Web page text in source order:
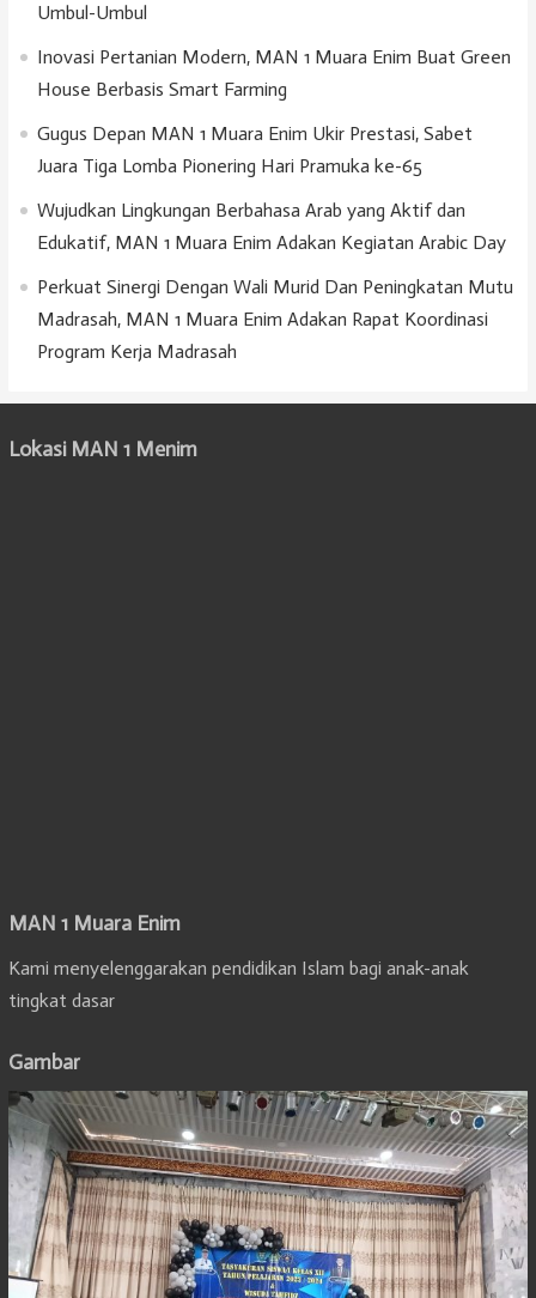
Umbul-Umbul
Inovasi Pertanian Modern, MAN 1 Muara Enim Buat Green
House Berbasis Smart Farming
Gugus Depan MAN 1 Muara Enim Ukir Prestasi, Sabet
Juara Tiga Lomba Pionering Hari Pramuka ke-65
Wujudkan Lingkungan Berbahasa Arab yang Aktif dan
Edukatif, MAN 1 Muara Enim Adakan Kegiatan Arabic Day
Perkuat Sinergi Dengan Wali Murid Dan Peningkatan Mutu
Madrasah, MAN 1 Muara Enim Adakan Rapat Koordinasi
Program Kerja Madrasah
Lokasi MAN 1 Menim
MAN 1 Muara Enim
Kami menyelenggarakan pendidikan Islam bagi anak-anak
tingkat dasar
Gambar